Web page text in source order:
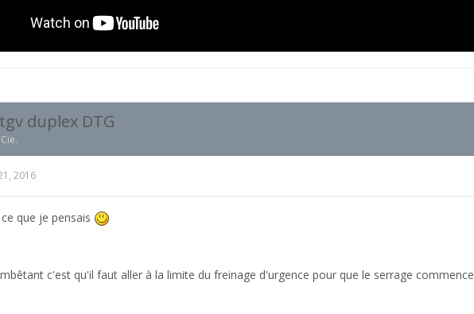
duplex DTG
2016
que je pensais
c'est qu'il faut aller à la limite du freinage d'urgence pour que le serrage commence